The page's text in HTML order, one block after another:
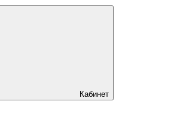
Кабинет